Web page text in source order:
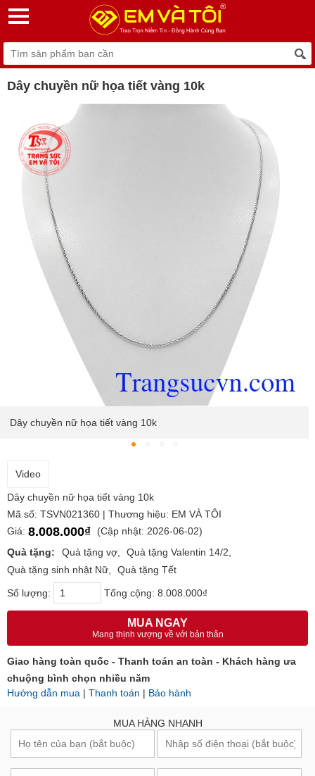
Dây chuyền nữ họa tiết vàng 10k
Dây chuyền nữ họa tiết vàng 10k
Video
Dây chuyền nữ họa tiết vàng 10k
Mã số: TSVN021360 | Thương hiệu: EM VÀ TÔI
Giá: 8.008.000₫
(Cập nhật: 2026-06-02)
Quà tặng:
Quà tặng vợ
Quà tặng Valentin 14/2
Quà tặng sinh nhật Nữ
Quà tặng Tết
Số lượng: Tổng cộng: 8.008.000₫
MUA NGAY
Mang thịnh vượng về với bản thân
Giao hàng toàn quốc - Thanh toán an toàn - Khách hàng ưa
chuộng bình chọn nhiều năm
Hướng dẫn mua | Thanh toán | Bảo hành
MUA HÀNG NHANH